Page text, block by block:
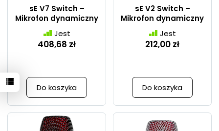
sE V7 Switch –
Mikrofon dynamiczny
Jest
408,68 zł
Do koszyka
sE V2 Switch –
Mikrofon dynamiczny
Jest
212,00 zł
Do koszyka